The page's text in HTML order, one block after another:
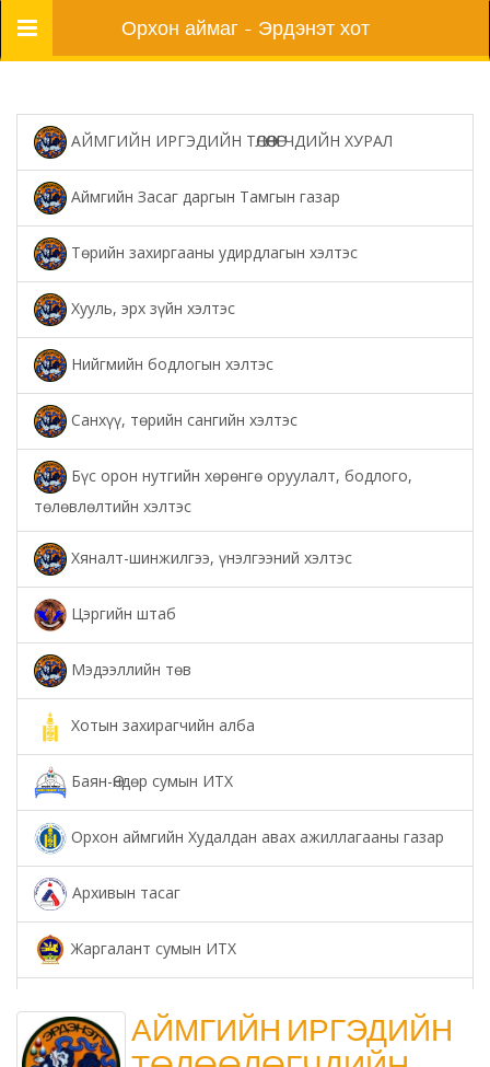
Цэс Орхон аймаг - Эрдэнэт хот
АЙМГИЙН ИРГЭДИЙН ТӨЛӨӨЛӨГЧДИЙН ХУРАЛ
Аймгийн Засаг даргын Тамгын газар
Төрийн захиргааны удирдлагын хэлтэс
Хууль, эрх зүйн хэлтэс
Нийгмийн бодлогын хэлтэс
Санхүү, төрийн сангийн хэлтэс
Бүс орон нутгийн хөрөнгө оруулалт, бодлого,
төлөвлөлтийн хэлтэс
Хяналт-шинжилгээ, үнэлгээний хэлтэс
Цэргийн штаб
Мэдээллийн төв
Хотын захирагчийн алба
Баян-Өндөр сумын ИТХ
Орхон аймгийн Худалдан авах ажиллагааны газар
Архивын тасаг
Жаргалант сумын ИТХ
Соёл урлагийн газар
АЙМГИЙН ИРГЭДИЙН